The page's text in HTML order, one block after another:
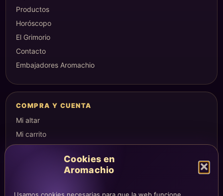
Cookies en
Aromachio
Productos
Horóscopo
El Grimorio
Contacto
Embajadores Aromachio
COMPRA Y CUENTA
Mi altar
Mi carrito
Condiciones de compra
Envíos y devoluciones